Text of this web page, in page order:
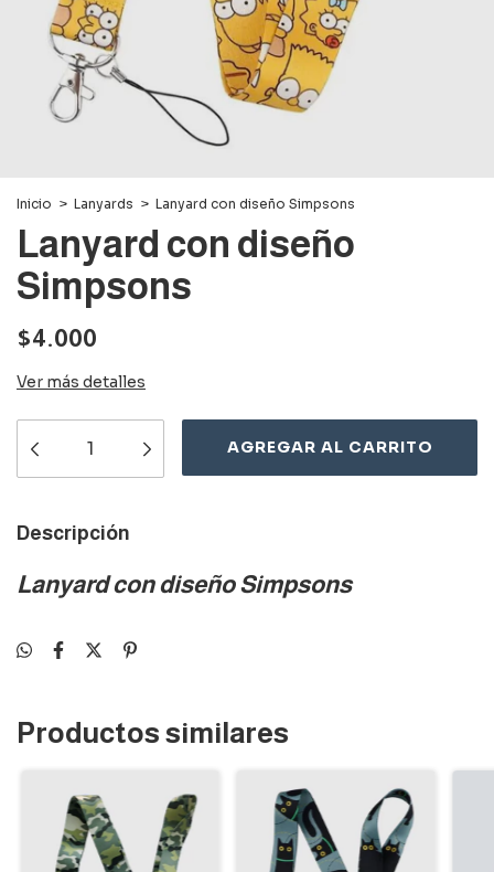
Inicio > Lanyards > Lanyard con diseño Simpsons
Lanyard con diseño
Simpsons
$4.000
Ver más detalles
Descripción
Lanyard con diseño Simpsons
Productos similares